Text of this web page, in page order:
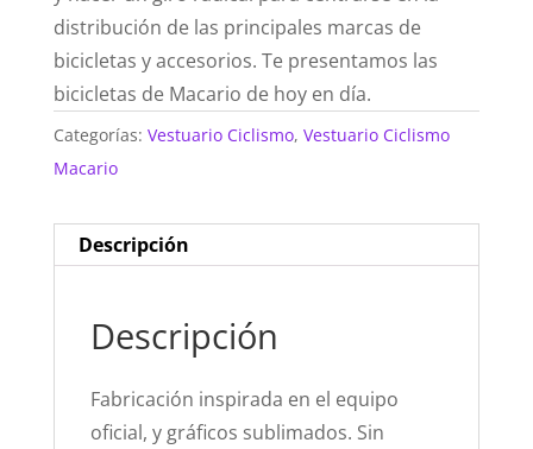
distribución de las principales marcas de
bicicletas y accesorios. Te presentamos las
bicicletas de Macario de hoy en día.
Categorías: Vestuario Ciclismo, Vestuario Ciclismo
Macario
Descripción
Descripción
Fabricación inspirada en el equipo
oficial, y gráficos sublimados. Sin